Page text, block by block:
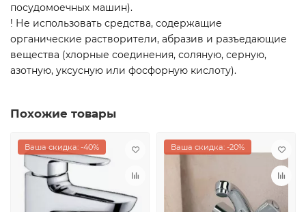
посудомоечных машин).
! Не использовать средства, содержащие
органические растворители, абразив и разъедающие
вещества (хлорные соединения, соляную, серную,
азотную, уксусную или фосфорную кислоту).
Похожие товары
Ваша скидка: -40% Ваша скидка: -20%